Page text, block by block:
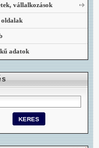
vállalkozások
oldalak
adatok